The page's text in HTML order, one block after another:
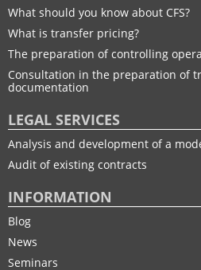
What should you know about CFS?
What is transfer pricing?
The preparation of controlling
Consultation in the preparation of
documentation
LEGAL SERVICES
Analysis and development of a
Audit of existing contracts
INFORMATION
Blog
News
Seminars